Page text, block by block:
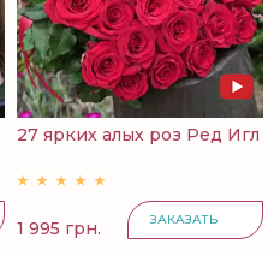
27 ярких алых роз Ред Игл
1 995 грн. ЗАКАЗАТЬ